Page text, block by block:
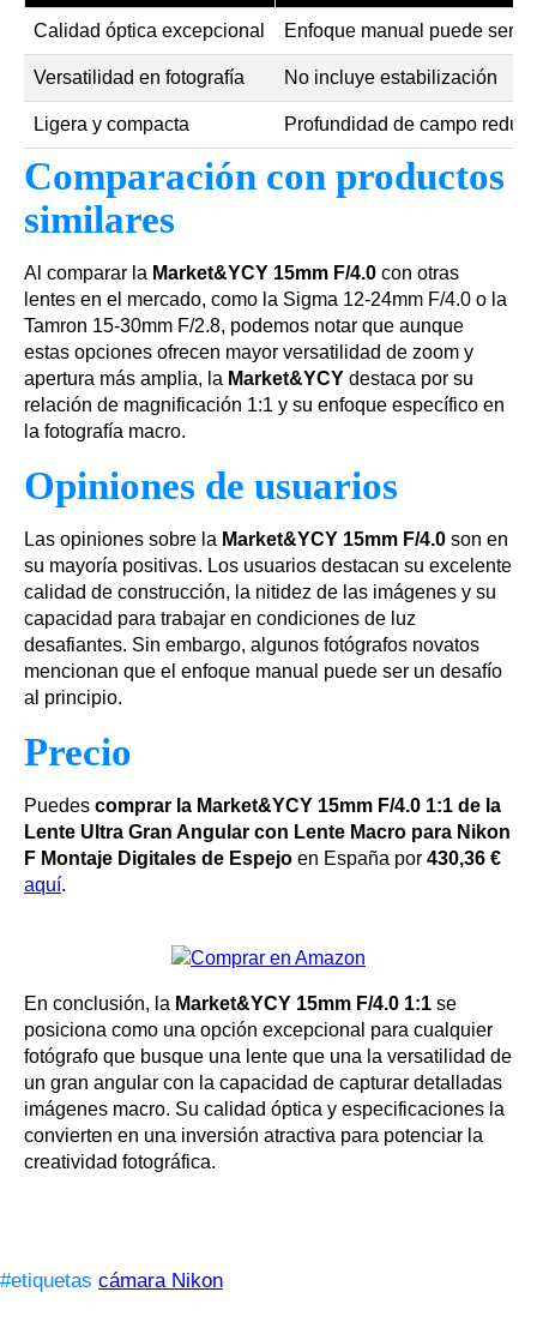
Calidad óptica excepcional Enfoque manual puede ser
Versatilidad en fotografía No incluye estabilización
Ligera y compacta Profundidad de campo
Comparación con productos
similares
Al comparar la Market&YCY 15mm F/4.0 con otras
lentes en el mercado, como la Sigma 12-24mm F/4.0 o la
Tamron 15-30mm F/2.8, podemos notar que aunque
estas opciones ofrecen mayor versatilidad de zoom y
apertura más amplia, la Market&YCY destaca por su
relación de magnificación 1:1 y su enfoque específico en
la fotografía macro.
Opiniones de usuarios
Las opiniones sobre la Market&YCY 15mm F/4.0 son en
su mayoría positivas. Los usuarios destacan su excelente
calidad de construcción, la nitidez de las imágenes y su
capacidad para trabajar en condiciones de luz
desafiantes. Sin embargo, algunos fotógrafos novatos
mencionan que el enfoque manual puede ser un desafío
al principio.
Precio
Puedes comprar la Market&YCY 15mm F/4.0 1:1 de la
Lente Ultra Gran Angular con Lente Macro para Nikon
F Montaje Digitales de Espejo en España por 430,36 €
aquí.
En conclusión, la Market&YCY 15mm F/4.0 1:1 se
posiciona como una opción excepcional para cualquier
fotógrafo que busque una lente que una la versatilidad de
un gran angular con la capacidad de capturar detalladas
imágenes macro. Su calidad óptica y especificaciones la
convierten en una inversión atractiva para potenciar la
creatividad fotográfica.
#etiquetas cámara Nikon